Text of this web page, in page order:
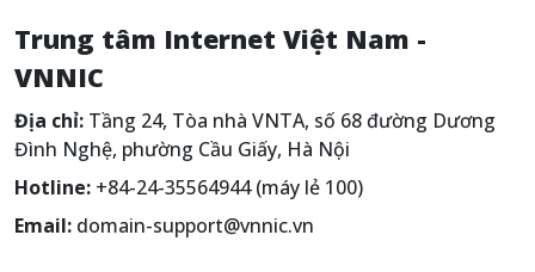
Trung tâm Internet Việt Nam -
VNNIC
Địa chỉ: Tầng 24, Tòa nhà VNTA, số 68 đường Dương
Đình Nghệ, phường Cầu Giấy, Hà Nội
Hotline: +84-24-35564944 (máy lẻ 100)
Email: domain-support@vnnic.vn